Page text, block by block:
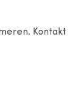
Kontakt